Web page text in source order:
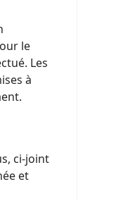
le
Les
à
ci-joint
et